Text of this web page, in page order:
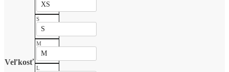
Veľkosť
XS
S
S
M
M
L